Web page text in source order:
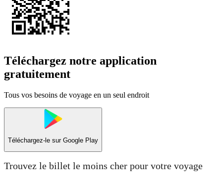
Téléchargez notre application
gratuitement
Tous vos besoins de voyage en un seul endroit
Téléchargez-le sur Google Play
Trouvez le billet le moins cher pour votre voyage